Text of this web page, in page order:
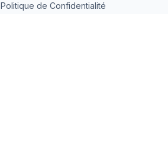
Politique de Confidentialité